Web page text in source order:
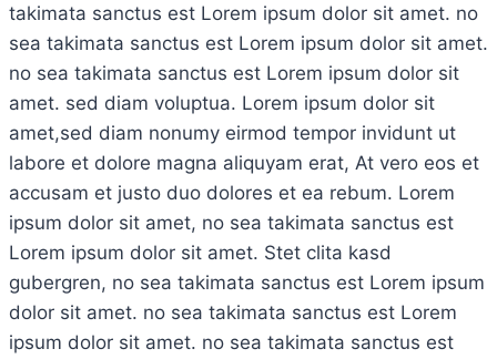
takimata sanctus est Lorem ipsum dolor sit amet. no
sea takimata sanctus est Lorem ipsum dolor sit amet.
no sea takimata sanctus est Lorem ipsum dolor sit
amet. sed diam voluptua. Lorem ipsum dolor sit
amet,sed diam nonumy eirmod tempor invidunt ut
labore et dolore magna aliquyam erat, At vero eos et
accusam et justo duo dolores et ea rebum. Lorem
ipsum dolor sit amet, no sea takimata sanctus est
Lorem ipsum dolor sit amet. Stet clita kasd
gubergren, no sea takimata sanctus est Lorem ipsum
dolor sit amet. no sea takimata sanctus est Lorem
ipsum dolor sit amet. no sea takimata sanctus est